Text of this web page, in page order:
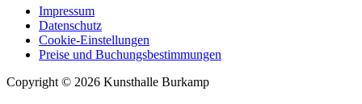
Impressum
Datenschutz
Cookie-Einstellungen
Preise und Buchungsbestimmungen
Copyright © 2026 Kunsthalle Burkamp